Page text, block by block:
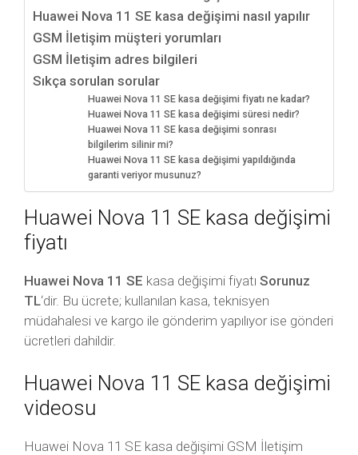
Huawei Nova 11 SE kasa değişimi nasıl yapılır
GSM İletişim müşteri yorumları
GSM İletişim adres bilgileri
Sıkça sorulan sorular
Huawei Nova 11 SE kasa değişimi fiyatı ne kadar?
Huawei Nova 11 SE kasa değişimi süresi nedir?
Huawei Nova 11 SE kasa değişimi sonrası
bilgilerim silinir mi?
Huawei Nova 11 SE kasa değişimi yapıldığında
garanti veriyor musunuz?
Huawei Nova 11 SE kasa değişimi
fiyatı
Huawei Nova 11 SE kasa değişimi fiyatı Sorunuz
TL‘dir. Bu ücrete; kullanılan kasa, teknisyen
müdahalesi ve kargo ile gönderim yapılıyor ise gönderi
ücretleri dahildir.
Huawei Nova 11 SE kasa değişimi
videosu
Huawei Nova 11 SE kasa değişimi GSM İletişim